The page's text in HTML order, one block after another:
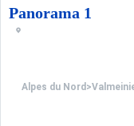
Panorama 1
Alpes du Nord >